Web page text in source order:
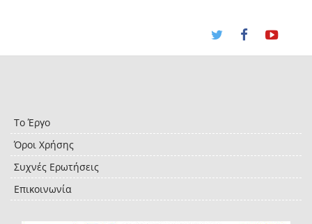
Το Έργο
Όροι Χρήσης
Συχνές Ερωτήσεις
Επικοινωνία